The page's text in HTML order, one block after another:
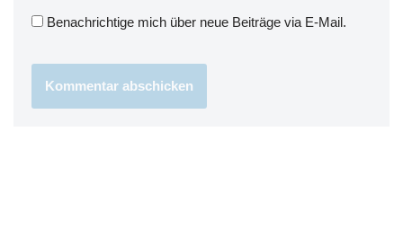
Benachrichtige mich über neue Beiträge via E-Mail.